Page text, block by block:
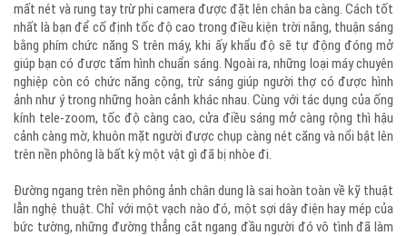
mất nét và rung tay trừ phi camera được đặt lên chân ba càng. Cách tốt
nhất là bạn để cố định tốc độ cao trong điều kiện trời nắng, thuận sáng
bằng phím chức năng S trên máy, khi ấy khẩu độ sẽ tự động đóng mở
giúp bạn có được tấm hình chuẩn sáng. Ngoài ra, những loại máy chuyên
nghiệp còn có chức năng cộng, trừ sáng giúp người thợ có được hình
ảnh như ý trong những hoàn cảnh khác nhau. Cùng với tác dụng của ống
kính tele-zoom, tốc độ càng cao, cửa điều sáng mở càng rộng thì hậu
cảnh càng mờ, khuôn mặt người được chụp càng nét căng và nổi bật lên
trên nền phông là bất kỳ một vật gì đã bị nhòe đi.
Đường ngang trên nền phông ảnh chân dung là sai hoàn toàn về kỹ thuật
lẫn nghệ thuật. Chỉ với một vạch nào đó, một sợi dây điện hay mép của
bức tường, những đường thẳng cắt ngang đầu người đó vô tình đã làm